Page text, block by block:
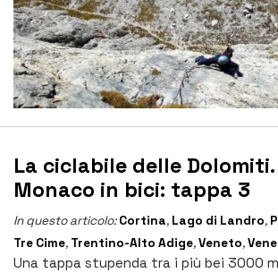
La ciclabile delle Dolomiti.
Monaco in bici: tappa 3
In questo articolo:Cortina, Lago di Landro,
Tre Cime, Trentino-Alto Adige,Veneto,
Una tappa stupenda tra i più bei 3000